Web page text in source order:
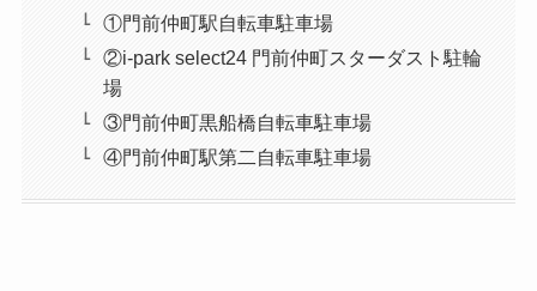
①門前仲町駅自転車駐車場
②i-park select24 門前仲町スターダスト駐輪
場
③門前仲町黒船橋自転車駐車場
④門前仲町駅第二自転車駐車場